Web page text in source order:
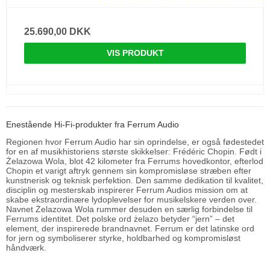
25.690,00 DKK
VIS PRODUKT
Enestående Hi-Fi-produkter fra Ferrum Audio
Regionen hvor Ferrum Audio har sin oprindelse, er også fødestedet
for en af musikhistoriens største skikkelser: Frédéric Chopin. Født i
Żelazowa Wola, blot 42 kilometer fra Ferrums hovedkontor, efterlod
Chopin et varigt aftryk gennem sin kompromisløse stræben efter
kunstnerisk og teknisk perfektion. Den samme dedikation til kvalitet,
disciplin og mesterskab inspirerer Ferrum Audios mission om at
skabe ekstraordinære lydoplevelser for musikelskere verden over.
Navnet Żelazowa Wola rummer desuden en særlig forbindelse til
Ferrums identitet. Det polske ord żelazo betyder “jern” – det
element, der inspirerede brandnavnet. Ferrum er det latinske ord
for jern og symboliserer styrke, holdbarhed og kompromisløst
håndværk.